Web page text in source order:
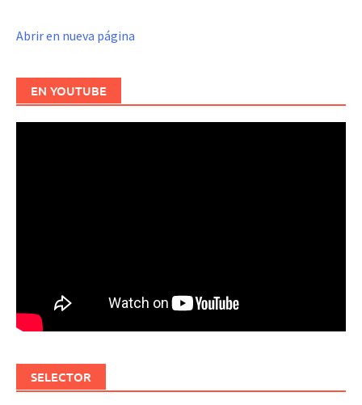
Abrir en nueva página
EN YOUTUBE
SELECTOR